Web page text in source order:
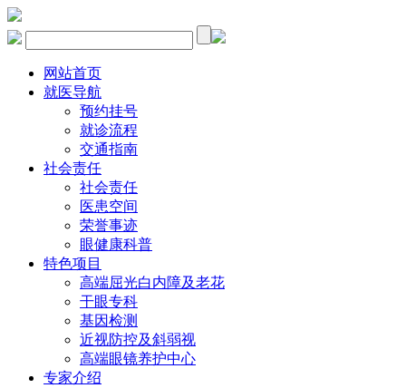
网站首页
就医导航
预约挂号
就诊流程
交通指南
社会责任
社会责任
医患空间
荣誉事迹
眼健康科普
特色项目
高端屈光白内障及老花
干眼专科
基因检测
近视防控及斜弱视
高端眼镜养护中心
专家介绍